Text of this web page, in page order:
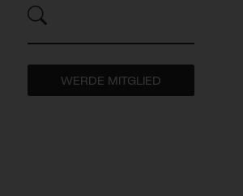
WERDE MITGLIED